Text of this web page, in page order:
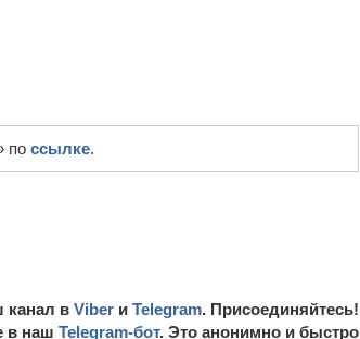
по ссылке.
канал в Viber и Telegram. Присоединяйтесь!
в наш Telegram-бот. Это анонимно и быстро